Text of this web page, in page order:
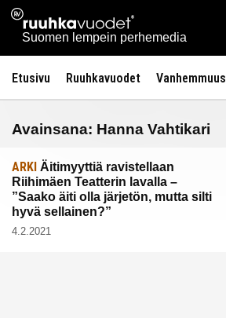
Siirry
sisältöön
Ruuhkavuodet.fi
Suomen lempein perhemedia
Etusivu Ruuhkavuodet Vanhemmuus
Avainsana: Hanna Vahtikari
ARKI Äitimyyttiä ravistellaan
Riihimäen Teatterin lavalla –
”Saako äiti olla järjetön, mutta silti
hyvä sellainen?”
4.2.2021